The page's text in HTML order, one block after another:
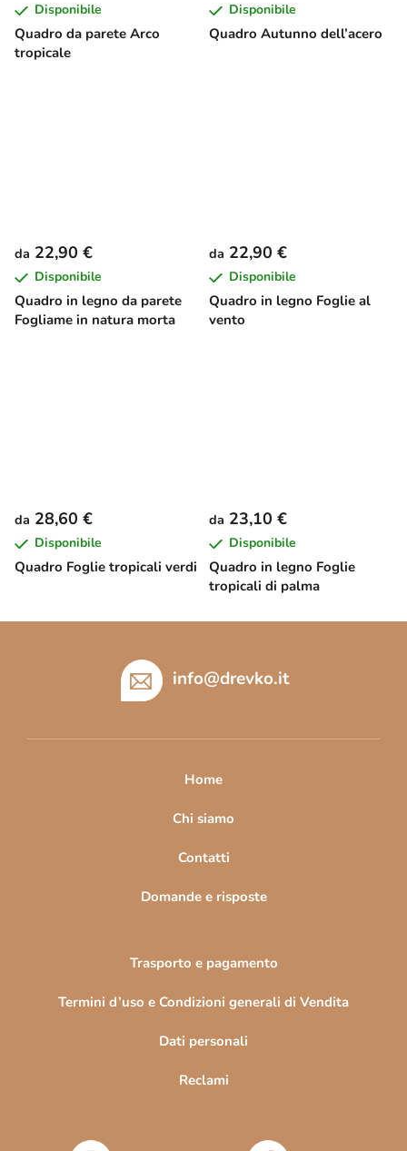
Quadro da parete Arco
tropicale
Disponibile
Quadro Autunno dell’acero
Disponibile
Quadro in legno da parete
Fogliame in natura morta
da 22,90 €
Disponibile
Quadro in legno Foglie al
vento
da 22,90 €
Disponibile
Quadro Foglie tropicali verdi
da 28,60 €
Disponibile
Quadro in legno Foglie
tropicali di palma
da 23,10 €
Disponibile
info@drevko.it
Home
Chi siamo
Contatti
Domande e risposte
Trasporto e pagamento
Termini d’uso e Condizioni generali di Vendita
Dati personali
Reclami